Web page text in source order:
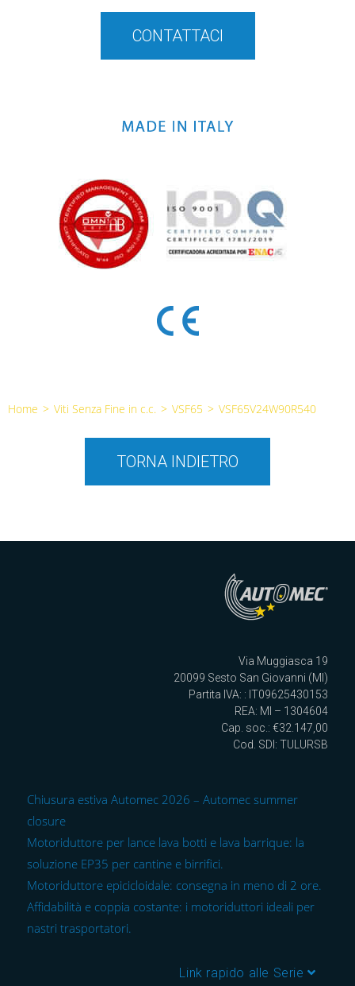
CONTATTACI
Home > Viti Senza Fine in c.c. > VSF65 > VSF65V24W90R540
TORNA INDIETRO
Via Muggiasca 19
20099 Sesto San Giovanni (MI)
Partita IVA: : IT09625430153
REA: MI – 1304604
Cap. soc.: €32.147,00
Cod. SDI: TULURSB
Chiusura estiva Automec 2026 – Automec summer
closure
Motoriduttore per lance lava botti e lava barrique: la
soluzione EP35 per cantine e birrifici.
Motoriduttore epicicloidale: consegna in meno di 2 ore.
Affidabilità e coppia costante: i motoriduttori ideali per
nastri trasportatori.
Link rapido alle Serie